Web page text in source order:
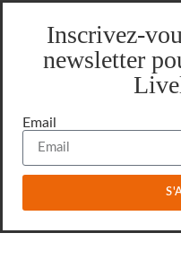
Inscrivez-
newsletter
Email
À propos